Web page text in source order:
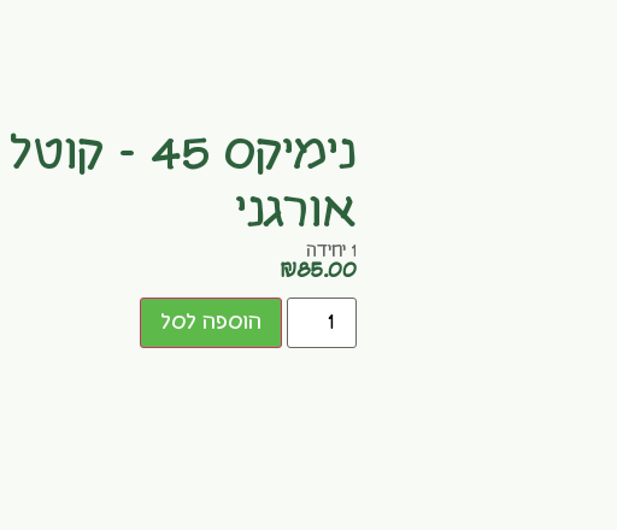
נימיקס 45
אורגני
1 יחידה
₪85.00
הוספה לסל